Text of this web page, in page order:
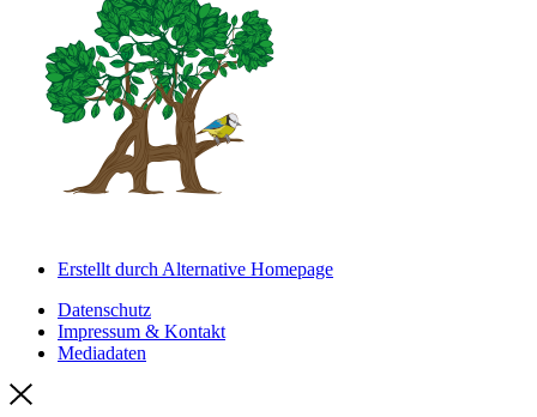
Erstellt durch Alternative Homepage
Datenschutz
Impressum & Kontakt
Mediadaten